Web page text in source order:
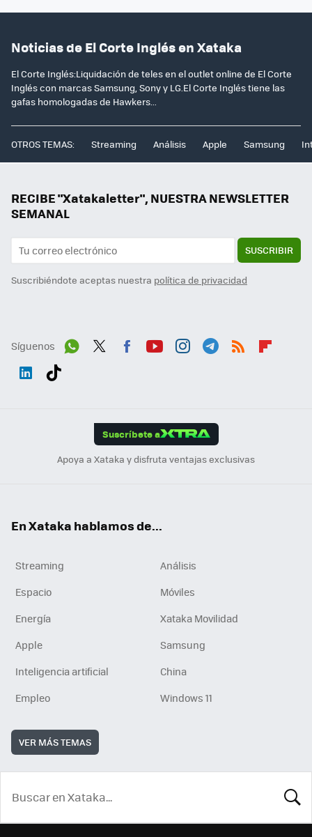
Noticias de El Corte Inglés en Xataka
El Corte Inglés:Liquidación de teles en el outlet online de El Corte
Inglés con marcas Samsung, Sony y LG.El Corte Inglés tiene las
gafas homologadas de Hawkers...
OTROS TEMAS: Streaming Análisis Apple Samsung
RECIBE "Xatakaletter", NUESTRA NEWSLETTER
SEMANAL
SUSCRIBIR
Suscribiéndote aceptas nuestra política de privacidad
Síguenos
Suscríbete a
Apoya a Xataka y disfruta ventajas exclusivas
En Xataka hablamos de...
Streaming
Análisis
Espacio
Móviles
Energía
Xataka Movilidad
Apple
Samsung
Inteligencia artificial
China
Empleo
Windows 11
VER MÁS TEMAS